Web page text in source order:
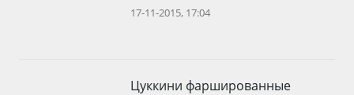
17-11-2015, 17:04
Цуккини фаршированные